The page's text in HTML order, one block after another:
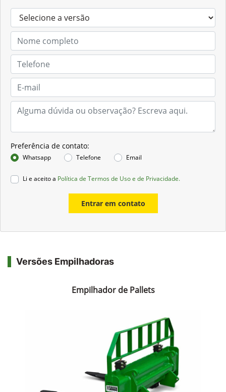
Preferência de contato:
Whatsapp Telefone Email
Li e aceito a Política de Termos de Uso e de Privacidade.
Entrar em contato
Versões Empilhadoras
Empilhador de Pallets